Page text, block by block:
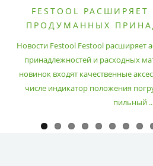
FESTOOL
ПРОДУМАННЫХ
Новости Festool Festool расширяет
принадлежностей и расходных
новинок входят качественные
числе индикатор положения
пильный ..